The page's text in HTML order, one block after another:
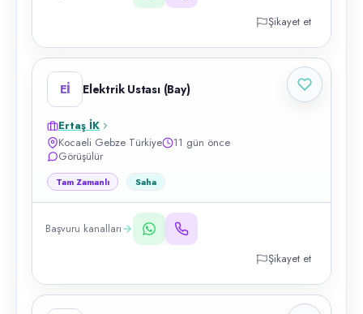
Şikayet et
Eİ Elektrik Ustası (Bay)
Ertaş İK
Kocaeli Gebze Türkiye
11 gün önce
Görüşülür
Tam Zamanlı Saha
Başvuru kanalları
Şikayet et